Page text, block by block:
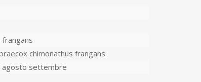
frangans
chimonathus frangans
agosto settembre